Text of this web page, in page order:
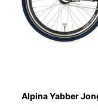
Alpina Yabber